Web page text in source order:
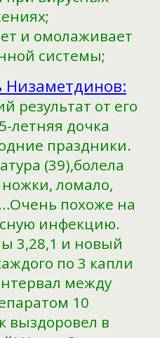
и омолаживает
системы;
результат от его
летняя дочка
праздники.
(39),болела
ножки, ломало,
похоже на
инфекцию.
3,28,1 и новый
по 3 капли
между
10
выздоровел в